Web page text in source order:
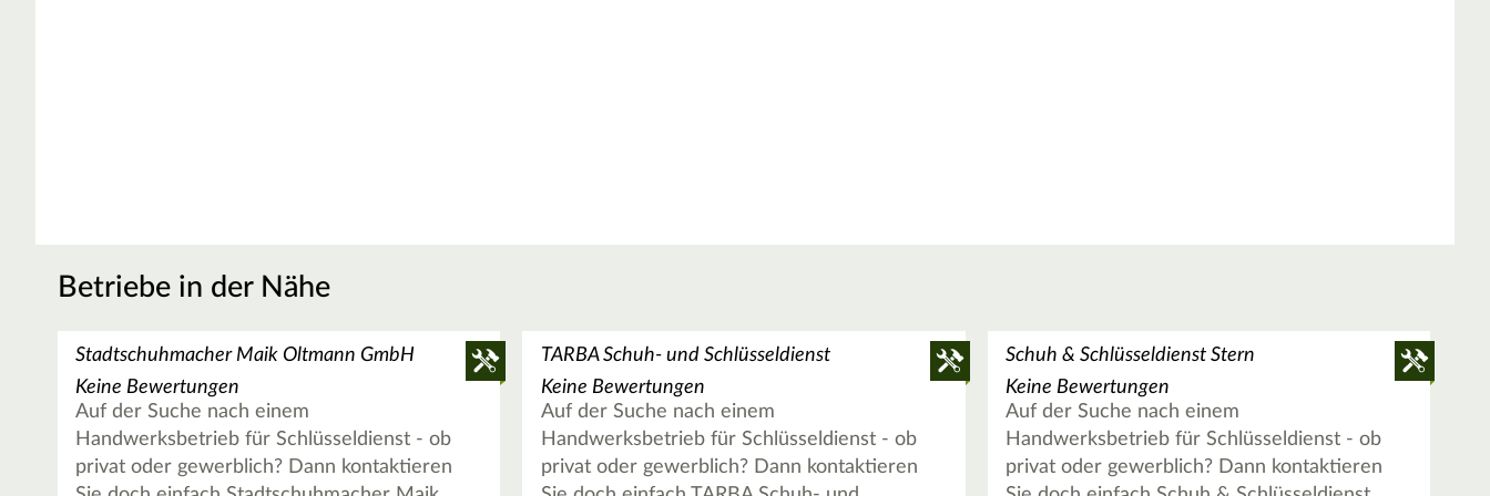
Betriebe in der Nähe
Stadtschuhmacher Maik Oltmann GmbH
Keine Bewertungen
Auf der Suche nach einem
Handwerksbetrieb für Schlüsseldienst - ob
privat oder gewerblich? Dann kontaktieren
TARBA Schuh- und Schlüsseldienst
Keine Bewertungen
Auf der Suche nach einem
Handwerksbetrieb für Schlüsseldienst - ob
privat oder gewerblich? Dann kontaktieren
Schuh & Schlüsseldienst Stern
Keine Bewertungen
Auf der Suche nach einem
Handwerksbetrieb für Schlüsseldienst - ob
privat oder gewerblich? Dann kontaktieren